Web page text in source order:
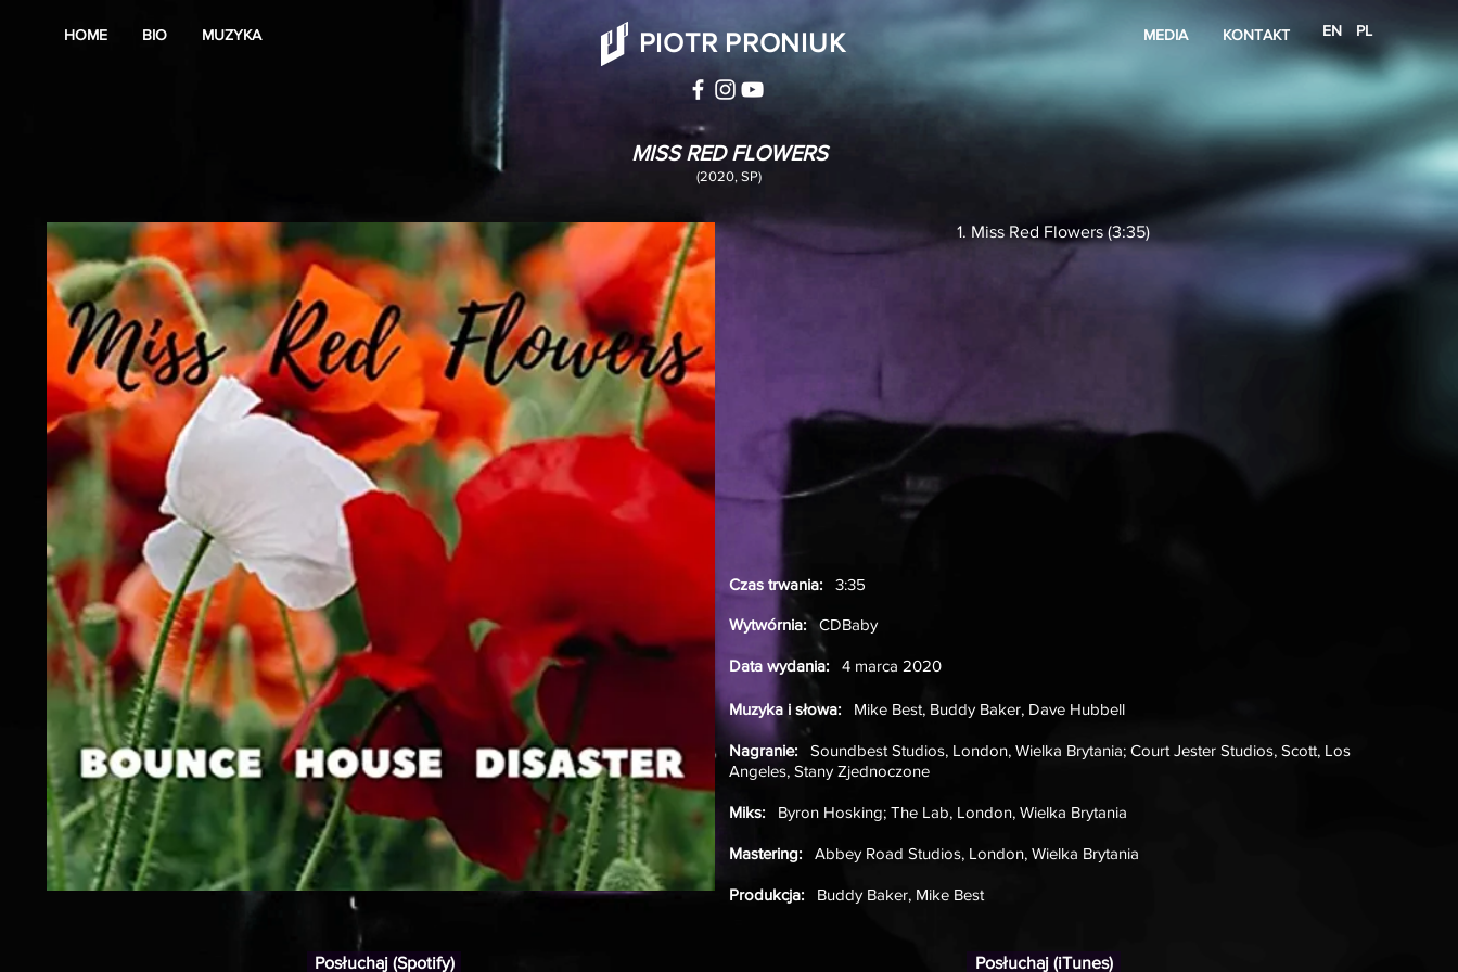
HOME BIO MUZYKA PIOTR PRONIUK MEDIA KONTAKT EN PL
MISS RED FLOWERS
(2020, SP)
1. Miss Red Flowers (3:35)
Czas trwania: 3:35
Wytwórnia:CDBaby
Data wydania: 4 marca 2020
Muzyka i słowa: Mike Best, Buddy Baker, Dave Hubbell
Nagranie: Soundbest Studios, London, Wielka Brytania; Court Jester Studios, Scott, Los
Angeles, Stany Zjednoczone
Miks: Byron Hosking; The Lab, London, Wielka Brytania
Mastering: Abbey Road Studios, London, Wielka Brytania
Produkcja: Buddy Baker, Mike Best
Posłuchaj (Spotify) Posłuchaj (iTunes)